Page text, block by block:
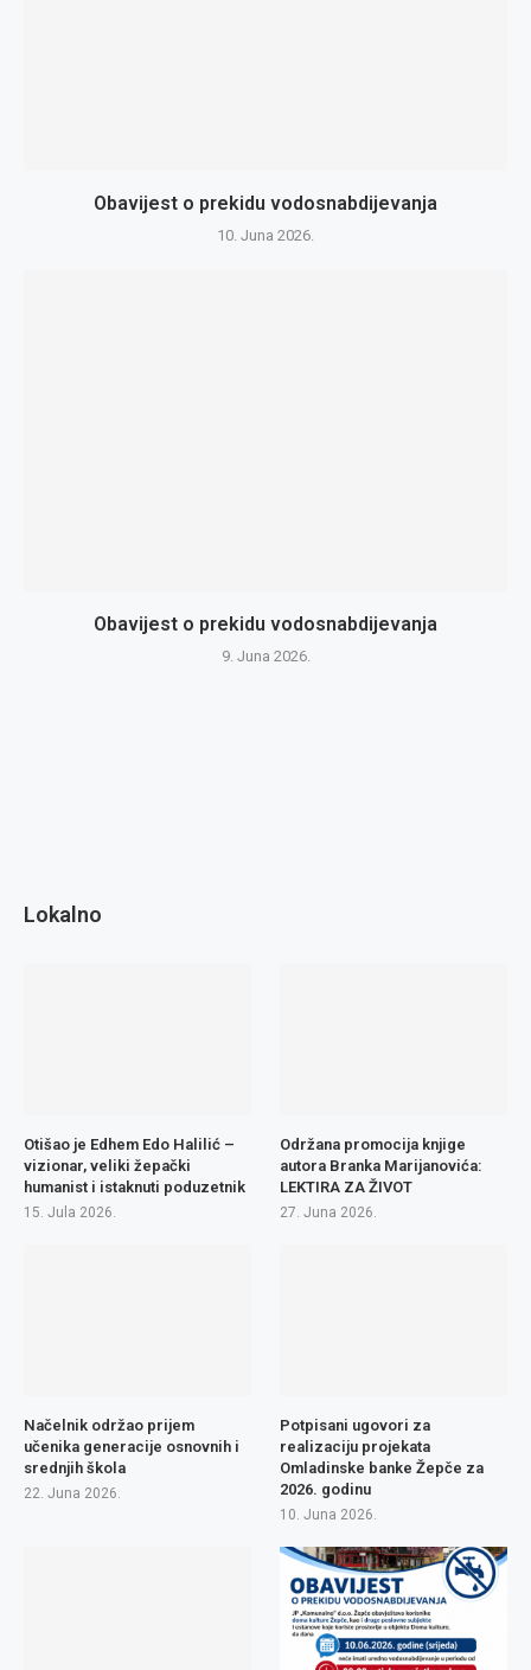
Obavijest o prekidu vodosnabdijevanja
10. Juna 2026.
Obavijest o prekidu vodosnabdijevanja
9. Juna 2026.
Lokalno
Otišao je Edhem Edo Halilić –
vizionar, veliki žepački
humanist i istaknuti poduzetnik
15. Jula 2026.
Održana promocija knjige
autora Branka Marijanovića:
LEKTIRA ZA ŽIVOT
27. Juna 2026.
Načelnik održao prijem
učenika generacije osnovnih i
srednjih škola
22. Juna 2026.
Potpisani ugovori za
realizaciju projekata
Omladinske banke Žepče za
2026. godinu
10. Juna 2026.